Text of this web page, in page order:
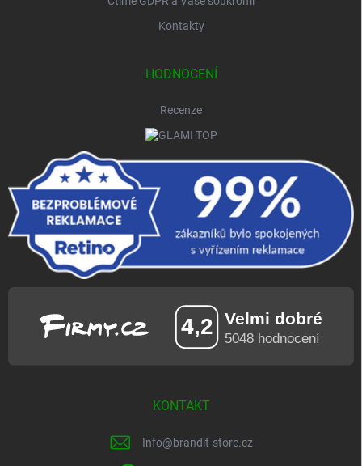
Kontakty
HODNOCENÍ
Recenze
KONTAKT
Info@brandit-store.cz